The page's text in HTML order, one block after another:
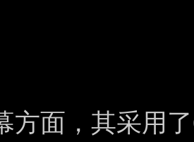
方面，其采用